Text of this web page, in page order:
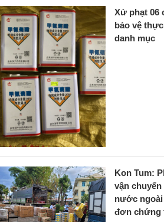
Xử phạt 06
bảo vệ
danh mục
Kon Tum:
vận
nước ngoài
đơn chứng